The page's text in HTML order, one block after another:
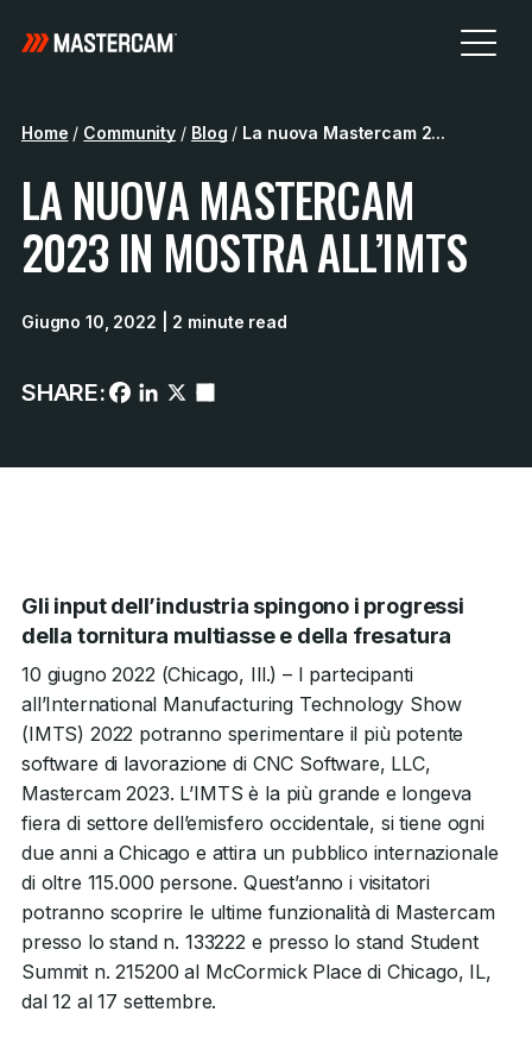
Home / Community / Blog / La nuova Mastercam 2...
LA NUOVA MASTERCAM
2023 IN MOSTRA ALL’IMTS
Giugno 10, 2022 | 2 minute read
SHARE:
Gli input dell’industria spingono i progressi
della tornitura multiasse e della fresatura
10 giugno 2022 (Chicago, Ill.) – I partecipanti
all’International Manufacturing Technology Show
(IMTS) 2022 potranno sperimentare il più potente
software di lavorazione di CNC Software, LLC,
Mastercam 2023. L’IMTS è la più grande e longeva
fiera di settore dell’emisfero occidentale, si tiene ogni
due anni a Chicago e attira un pubblico internazionale
di oltre 115.000 persone. Quest’anno i visitatori
potranno scoprire le ultime funzionalità di Mastercam
presso lo stand n. 133222 e presso lo stand Student
Summit n. 215200 al McCormick Place di Chicago, IL,
dal 12 al 17 settembre.